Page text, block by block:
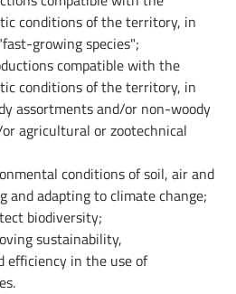
conditions of the territory, in
growing species";
compatible with the
conditions of the territory, in
assortments and/or non-woody
agricultural or zootechnical
conditions of soil, air and
and adapting to climate change;
biodiversity;
sustainability,
efficiency in the use of